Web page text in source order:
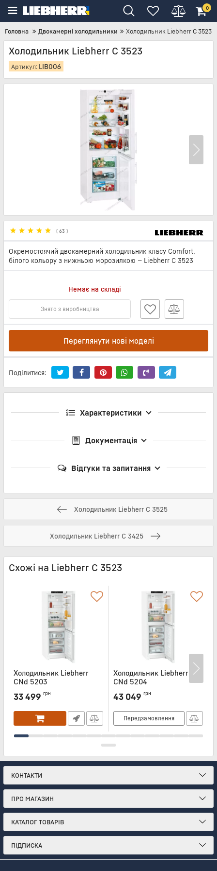
0
Головна Двокамерні холодильники Холодильник Liebherr C 3523
Холодильник Liebherr C 3523
Артикул: LIB006
( 63 )
Окремостоячий двокамерний холодильник класу Comfort,
білого кольору з нижньою морозилкою — Liebherr C 3523
Немає на складі
Знято з виробництва
Переглянути нові моделі
Поділитися:
Характеристики
Документація
Відгуки та запитання
Холодильник Liebherr C 3525
Холодильник Liebherr C 3425
Схожі на Liebherr C 3523
Холодильник Liebherr
CNd 5203
CND5203
33 499 грн
Холодильник Liebherr
CNd 5204
CND5204
43 049 грн
Передзамовлення
КОНТАКТИ
ПРО МАГАЗИН
КАТАЛОГ ТОВАРІВ
ПІДПИСКА